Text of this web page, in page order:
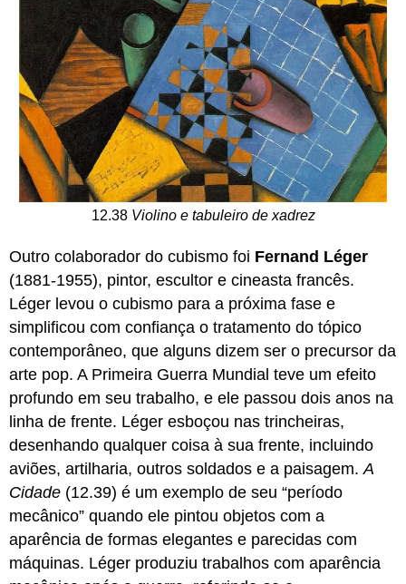
12.38 Violino e tabuleiro de xadrez
Outro colaborador do cubismo foi Fernand Léger
(1881-1955), pintor, escultor e cineasta francês.
Léger levou o cubismo para a próxima fase e
simplificou com confiança o tratamento do tópico
contemporâneo, que alguns dizem ser o precursor da
arte pop. A Primeira Guerra Mundial teve um efeito
profundo em seu trabalho, e ele passou dois anos na
linha de frente. Léger esboçou nas trincheiras,
desenhando qualquer coisa à sua frente, incluindo
aviões, artilharia, outros soldados e a paisagem.A
Cidade (12.39) é um exemplo de seu “período
mecânico” quando ele pintou objetos com a
aparência de formas elegantes e parecidas com
máquinas. Léger produziu trabalhos com aparência